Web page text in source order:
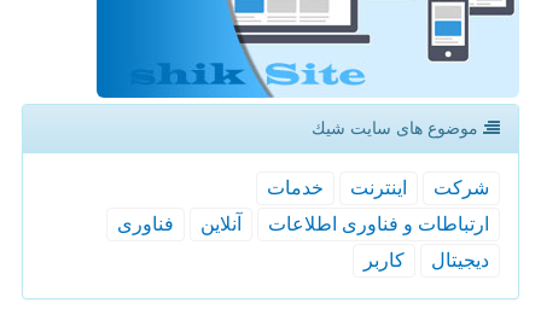
موضوع های سایت شیك
شركت اینترنت
خدمات
ارتباطات و فناوری اطلاعات
آنلاین
فناوری
دیجیتال
كاربر